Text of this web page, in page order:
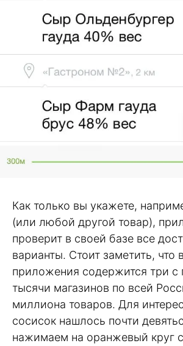
Как только вы укажете,
(или любой другой товар),
проверит в своей базе все
варианты. Стоит заметить, что
приложения содержится три с
тысячи магазинов по всей
миллиона товаров. Для
сосисок нашлось почти
нажимаем на оранжевый круг